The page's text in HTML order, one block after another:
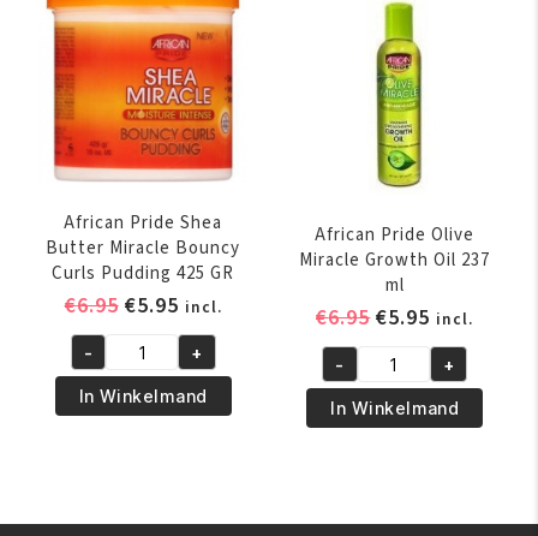
aantal
Shampoo
Conditioner
African Pride Shea
Butter Miracle Bouncy
Curls Pudding 425 GR
€6.95 Oorspronkelijke
was:
€6.95.
€5.95Huidige
prijs
is:
€5.95.
incl.
African
Pride
Shea
- +
In Winkelmand
African Pride Olive
Miracle Growth Oil 237
ml
€6.95
was:
€6.95.
€5.95 Huidige
prijs
is:
€5.95.
incl.
African
Pride
Olive
Oil
- +
In Winkelmand